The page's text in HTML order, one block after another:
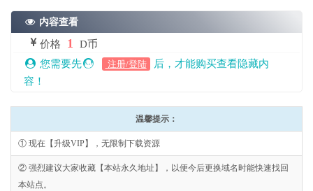
内容查看
价格 1
D币
您需要先
注册/登陆
后，才能购买查看隐藏内
容！
温馨提示：
① 现在【升级VIP】，无限制下载资源
② 强烈建议大家收藏【本站永久地址】，以便今后更换域名时能快速找回
本站点。